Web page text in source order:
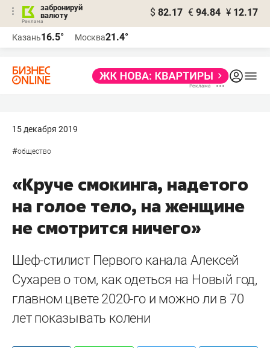
забронируй
валюту
$ 82.17 € 94.84 ¥ 12.17
Казань16.5° Москва21.4°
15 декабря 2019
#общество
«Круче смокинга, надетого
на голое тело, на женщине
не смотрится ничего»
Шеф-стилист Первого канала Алексей
Сухарев о том, как одеться на Новый год,
главном цвете 2020-го и можно ли в 70
лет показывать колени